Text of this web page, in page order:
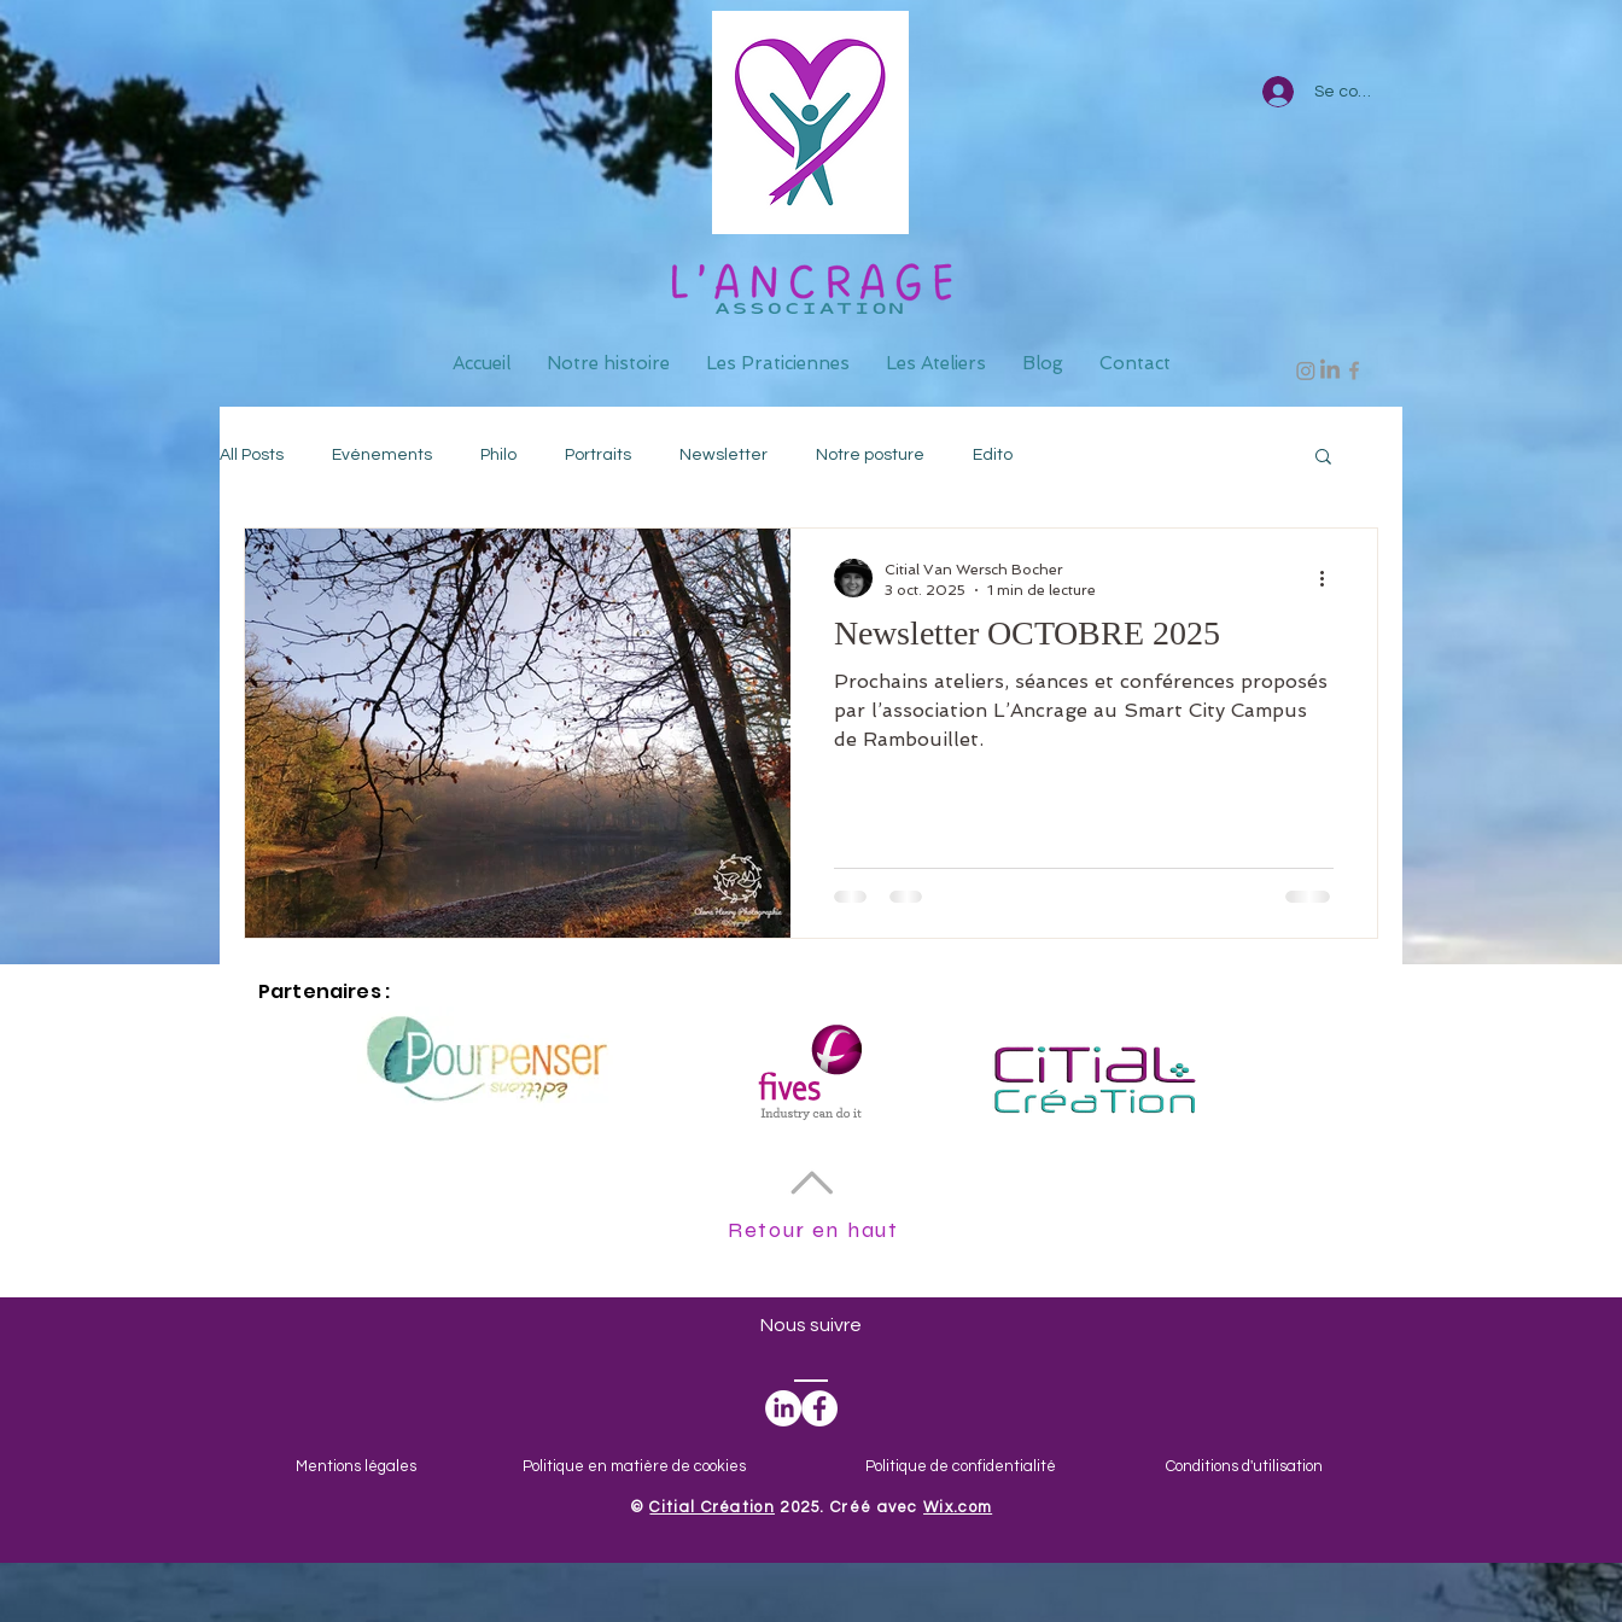
Se connecter
Accueil Notre histoire Les Praticiennes Les Ateliers Blog Contact
All Posts Evénements Philo Portraits Newsletter Notre posture Edito
Newsletter OCTOBRE 2025
Prochains ateliers, séances et conférences proposés
par l’association L’Ancrage au Smart City Campus
de Rambouillet.
Citial Van Wersch Bocher
3 oct. 2025
1 min de lecture
Partenaires :
Retour en haut
Nous suivre
Mentions légales Politique en matière de cookies Politique de confidentialité Conditions d'utilisation
​©Citial Création 2025. Créé avecWix.com